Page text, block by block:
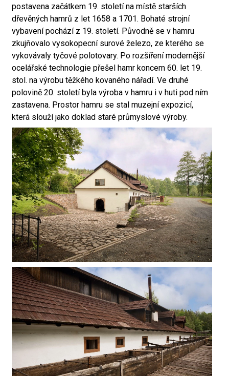
postavena začátkem 19. století na místě starších
dřevěných hamrů z let 1658 a 1701. Bohaté strojní
vybavení pochází z 19. století. Původně se v hamru
zkujňovalo vysokopecní surové železo, ze kterého se
vykovávaly tyčové polotovary. Po rozšíření modernější
ocelářské technologie přešel hamr koncem 60. let 19.
stol. na výrobu těžkého kovaného nářadí. Ve druhé
polovině 20. století byla výroba v hamru i v huti pod ním
zastavena. Prostor hamru se stal muzejní expozicí,
která slouží jako doklad staré průmyslové výroby.